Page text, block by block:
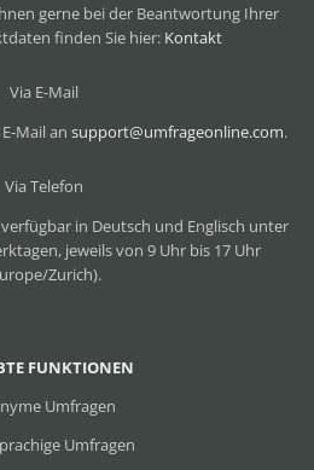
FUNKTIONEN
Umfragen
Umfragen
gerne bei der Beantwortung Ihrer
finden Sie hier: Kontakt
Via E-Mail
Mail an support@umfrageonline.com.
Via Telefon
in Deutsch und Englisch unter
jeweils von 9 Uhr bis 17 Uhr
Zurich).